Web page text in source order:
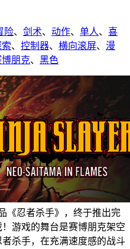
险、 剑术、 动作、 单人、 喜
、 控制器、 横向滚屏、 漫
博朋克、 黑色
《忍者杀手》，终于推出完
游戏的舞台是赛博朋克架空
杀手，在充满速度感的战斗